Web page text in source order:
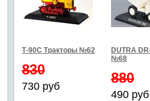
Т-90С Тракторы №62
830
730 руб
DUTRA
№68
880
490 руб